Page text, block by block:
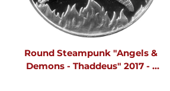
Round Steampunk "Angels &
Demons - Thaddeus" 2017 - 1